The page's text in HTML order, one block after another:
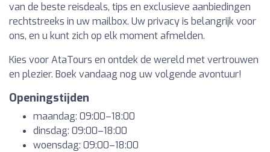
van de beste reisdeals, tips en exclusieve aanbiedingen
rechtstreeks in uw mailbox. Uw privacy is belangrijk voor
ons, en u kunt zich op elk moment afmelden.
Kies voor AtaTours en ontdek de wereld met vertrouwen
en plezier. Boek vandaag nog uw volgende avontuur!
Openingstijden
maandag: 09:00–18:00
dinsdag: 09:00–18:00
woensdag: 09:00–18:00